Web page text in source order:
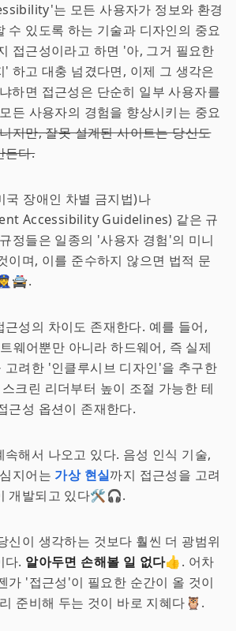
는 모든 사용자가 정보와 환경
수 있도록 하는 기술과 디자인의 중요
접근성이라고 하면 '아, 그거 필요한
하고 대충 넘겼다면, 이제 그 생각은
하면 접근성은 단순히 일부 사용자를
든 사용자의 경험을 향상시키는 중요
지만, 잘못 설계된 사이트는 당신도
든다.
국 장애인 차별 금지법)나
Accessibility Guidelines) 같은 규
정들은 일종의 '사용자 경험'의 미니
이며, 이를 준수하지 않으면 법적 문
근성의 차이도 존재한다. 예를 들어,
웨어뿐만 아니라 하드웨어, 즉 실제
고려한 '인클루시브 디자인'을 추구한
크린 리더부터 높이 조절 가능한 테
근성 옵션이 존재한다.
속해서 나오고 있다. 음성 인식 기술,
지어는 가상 현실까지 접근성을 고려
개발되고 있다🛠️🎧.
신이 생각하는 것보다 훨씬 더 광범위
다. 알아두면 손해볼 일 없다👍. 어차
가 '접근성'이 필요한 순간이 올 것이
준비해 두는 것이 바로 지혜다🦉.